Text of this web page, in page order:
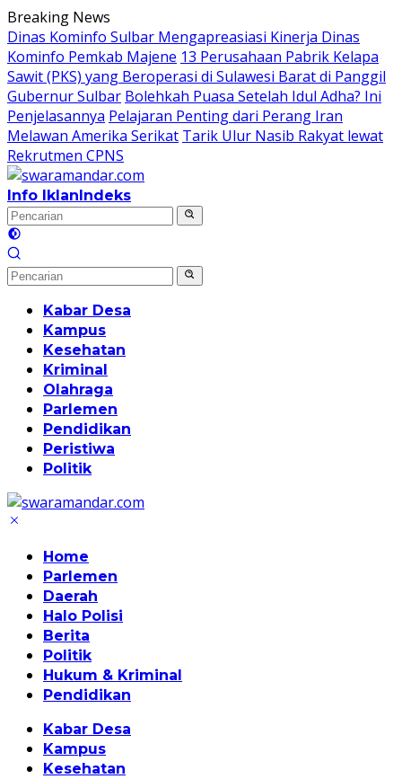
Langsung
ke
konten
Breaking News
Dinas Kominfo Sulbar Mengapreasiasi Kinerja Dinas
Kominfo Pemkab Majene 13 Perusahaan Pabrik Kelapa
Sawit (PKS) yang Beroperasi di Sulawesi Barat di Panggil
Gubernur Sulbar Bolehkah Puasa Setelah Idul Adha? Ini
Penjelasannya Pelajaran Penting dari Perang Iran
Melawan Amerika Serikat Tarik Ulur Nasib Rakyat lewat
Rekrutmen CPNS
Info IklanIndeks
Kabar Desa
Kampus
Kesehatan
Kriminal
Olahraga
Parlemen
Pendidikan
Peristiwa
Politik
Home
Parlemen
Daerah
Halo Polisi
Berita
Politik
Hukum & Kriminal
Pendidikan
Kabar Desa
Kampus
Kesehatan